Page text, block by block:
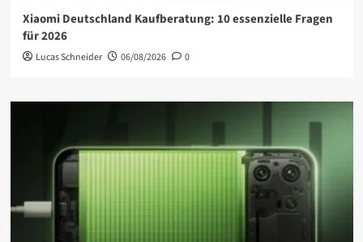
Xiaomi Deutschland Kaufberatung: 10 essenzielle Fragen
für 2026
Lucas Schneider 06/08/2026 0